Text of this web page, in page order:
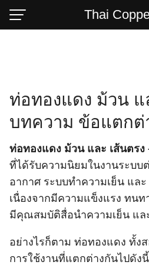
Skip
Thai
ท่อทองแดง ม้วน แ
บทความ ข้อแตกต่
ท่อทองแดง ม้วน และ เส้นตร
ที่ได้รับความนิยมในงานระบบ
อากาศ ระบบทำความเย็น แล
เนื่องจากมีความแข็งแรง ทน
มีคุณสมบัติสื่อนำความเย็น แ
อย่างไรก็ตาม ท่อทองแดง ทั้ง
การใช้งานที่แตกต่างกันไปดัง